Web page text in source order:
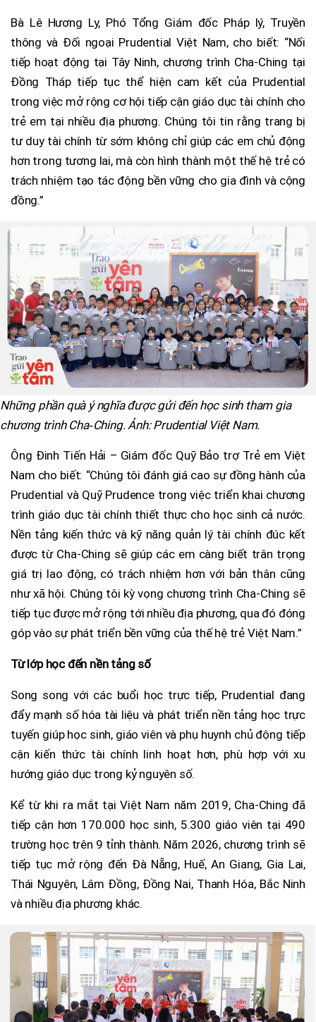
Bà Lê Hương Ly, Phó Tổng Giám đốc Pháp lý, Truyền
thông và Đối ngoại Prudential Việt Nam, cho biết: “Nối
tiếp hoạt động tại Tây Ninh, chương trình Cha-Ching tại
Đồng Tháp tiếp tục thể hiện cam kết của Prudential
trong việc mở rộng cơ hội tiếp cận giáo dục tài chính cho
trẻ em tại nhiều địa phương. Chúng tôi tin rằng trang bị
tư duy tài chính từ sớm không chỉ giúp các em chủ động
hơn trong tương lai, mà còn hình thành một thế hệ trẻ có
trách nhiệm tạo tác động bền vững cho gia đình và cộng
đồng.”
Những phần quà ý nghĩa được gửi đến học sinh tham gia
chương trình Cha‑Ching. Ảnh: Prudential Việt Nam.
Ông Đinh Tiến Hải – Giám đốc Quỹ Bảo trợ Trẻ em Việt
Nam cho biết: “Chúng tôi đánh giá cao sự đồng hành của
Prudential và Quỹ Prudence trong việc triển khai chương
trình giáo dục tài chính thiết thực cho học sinh cả nước.
Nền tảng kiến thức và kỹ năng quản lý tài chính đúc kết
được từ Cha-Ching sẽ giúp các em càng biết trân trọng
giá trị lao động, có trách nhiệm hơn với bản thân cũng
như xã hội. Chúng tôi kỳ vọng chương trình Cha-Ching sẽ
tiếp tục được mở rộng tới nhiều địa phương, qua đó đóng
góp vào sự phát triển bền vững của thế hệ trẻ Việt Nam.”
Từ lớp học đến nền tảng số
Song song với các buổi học trực tiếp, Prudential đang
đẩy mạnh số hóa tài liệu và phát triển nền tảng học trực
tuyến giúp học sinh, giáo viên và phụ huynh chủ động tiếp
cận kiến thức tài chính linh hoạt hơn, phù hợp với xu
hướng giáo dục trong kỷ nguyên số.
Kể từ khi ra mắt tại Việt Nam năm 2019, Cha-Ching đã
tiếp cận hơn 170.000 học sinh, 5.300 giáo viên tại 490
trường học trên 9 tỉnh thành. Năm 2026, chương trình sẽ
tiếp tục mở rộng đến Đà Nẵng, Huế, An Giang, Gia Lai,
Thái Nguyên, Lâm Đồng, Đồng Nai, Thanh Hóa, Bắc Ninh
và nhiều địa phương khác.